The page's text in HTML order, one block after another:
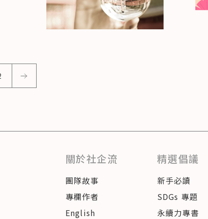
關於社企流
團隊故事
專欄作者
English
精選倡議
新手必讀
SDGs 專題
永續力專書